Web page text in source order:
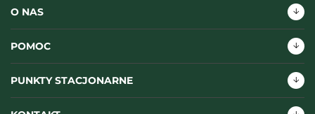
O NAS
POMOC
PUNKTY STACJONARNE